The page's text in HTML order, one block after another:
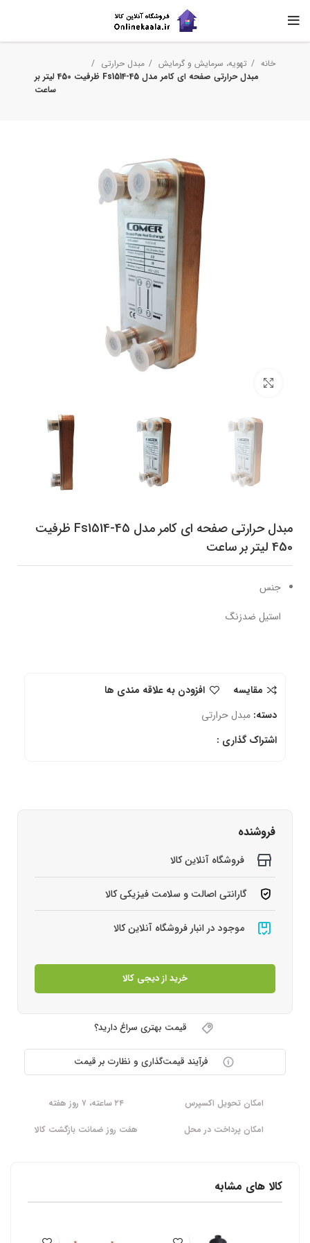
خانه تهویه، سرمایش و گرمایش
مبدل حرارتی
مبدل حرارتی صفحه ای کامر مدل Fs1514-45 ظرفیت 450 لیتر بر
ساعت
مبدل حرارتی صفحه ای کامر مدل Fs1514-45 ظرفیت
450 لیتر بر ساعت
جنس
استیل ضدزنگ
مقایسه
افزودن به علاقه مندی ها
دسته: مبدل حرارتی
اشتراک گذاری :
فروشنده
فروشگاه آنلاین کالا
گارانتی اصالت و سلامت فیزیکی کالا
موجود در انبار فروشگاه آنلاین کالا
خرید از دیجی کالا
قیمت بهتری سراغ دارید؟
فرآیند قیمت‌گذاری و نظارت بر قیمت
امکان تحویل اکسپرس
۲۴ ساعته، ۷ روز هفته
امکان پرداخت در محل
هفت روز ضمانت بازگشت کالا
کالا های مشابه